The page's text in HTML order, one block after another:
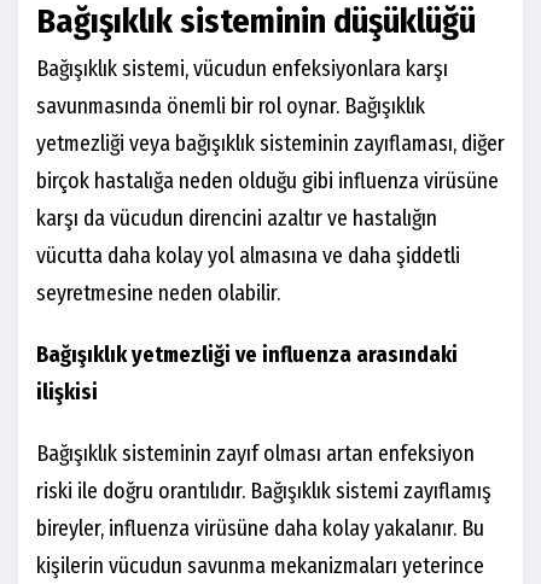
Bağışıklık sisteminin düşüklüğü
Bağışıklık sistemi, vücudun enfeksiyonlara karşı
savunmasında önemli bir rol oynar. Bağışıklık
yetmezliği veya bağışıklık sisteminin zayıflaması, diğer
birçok hastalığa neden olduğu gibi influenza virüsüne
karşı da vücudun direncini azaltır ve hastalığın
vücutta daha kolay yol almasına ve daha şiddetli
seyretmesine neden olabilir.
Bağışıklık yetmezliği ve influenza arasındaki
ilişkisi
Bağışıklık sisteminin zayıf olması artan enfeksiyon
riski ile doğru orantılıdır. Bağışıklık sistemi zayıflamış
bireyler, influenza virüsüne daha kolay yakalanır. Bu
kişilerin vücudun savunma mekanizmaları yeterince